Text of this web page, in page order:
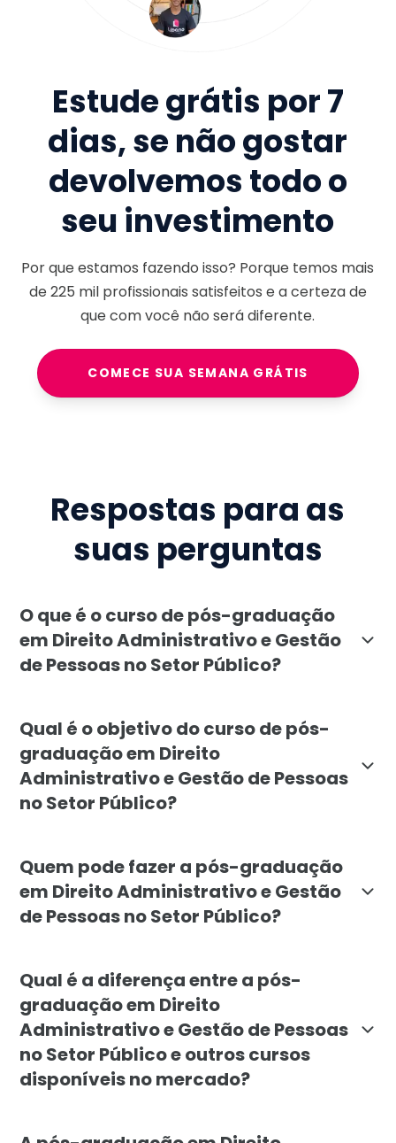
Estude grátis por 7
dias, se não gostar
devolvemos todo o
seu investimento
Por que estamos fazendo isso? Porque temos mais
de225 milprofissionais satisfeitos e a certeza de
que com você não será diferente.
COMECE SUA SEMANA GRÁTIS
Respostas para as
suas perguntas
O que é o curso de pós-graduação
em Direito Administrativo e Gestão
de Pessoas no Setor Público?
Qual é o objetivo do curso de pós-
graduação em Direito
Administrativo e Gestão de Pessoas
no Setor Público?
Quem pode fazer a pós-graduação
em Direito Administrativo e Gestão
de Pessoas no Setor Público?
Qual é a diferença entre a pós-
graduação em Direito
Administrativo e Gestão de Pessoas
no Setor Público e outros cursos
disponíveis no mercado?